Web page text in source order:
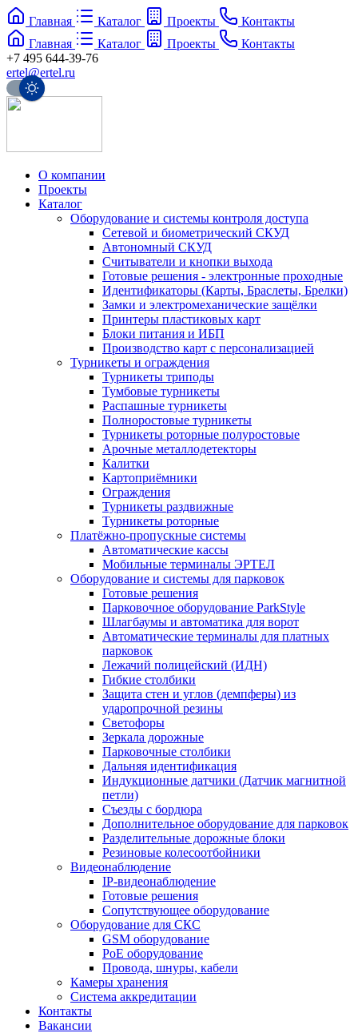
Главная Каталог Проекты
Контакты
Главная
Каталог Проекты
Контакты
+7 495 644-39-76
ertel@ertel.ru
О компании
Проекты
Каталог
Оборудование и системы контроля доступа
Сетевой и биометрический СКУД
Автономный СКУД
Считыватели и кнопки выхода
Готовые решения - электронные проходные
Идентификаторы (Карты, Браслеты, Брелки)
Замки и электромеханические защёлки
Принтеры пластиковых карт
Блоки питания и ИБП
Производство карт с персонализацией
Турникеты и ограждения
Турникеты триподы
Тумбовые турникеты
Распашные турникеты
Полноростовые турникеты
Турникеты роторные полуростовые
Арочные металлодетекторы
Калитки
Картоприёмники
Ограждения
Турникеты раздвижные
Турникеты роторные
Платёжно-пропускные системы
Автоматические кассы
Мобильные терминалы ЭРТЕЛ
Оборудование и системы для парковок
Готовые решения
Парковочное оборудование ParkStyle
Шлагбаумы и автоматика для ворот
Автоматические терминалы для платных
парковок
Лежачий полицейский (ИДН)
Гибкие столбики
Защита стен и углов (демпферы) из
ударопрочной резины
Светофоры
Зеркала дорожные
Парковочные столбики
Дальняя идентификация
Индукционные датчики (Датчик магнитной
петли)
Съезды с бордюра
Дополнительное оборудование для парковок
Разделительные дорожные блоки
Резиновые колесоотбойники
Видеонаблюдение
IP-видеонаблюдение
Готовые решения
Сопутствующее оборудование
Оборудование для СКС
GSM оборудование
PoE оборудование
Провода, шнуры, кабели
Камеры хранения
Система аккредитации
Контакты
Вакансии